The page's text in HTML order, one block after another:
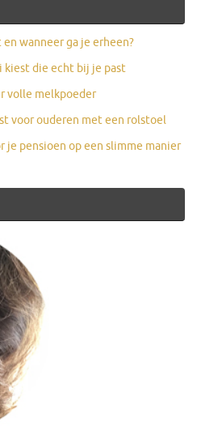
wanneer ga je erheen?
kiest die echt bij je past
volle melkpoeder
voor ouderen met een rolstoel
je pensioen op een slimme manier